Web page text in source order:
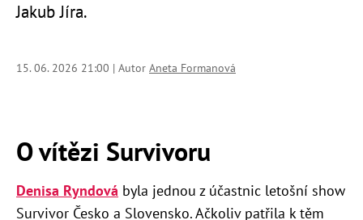
Jakub Jíra.
15. 06. 2026 21:00 | Autor Aneta Formanová
O vítězi Survivoru
Denisa Ryndová byla jednou z účastnic letošní show
Survivor Česko a Slovensko. Ačkoliv patřila k těm